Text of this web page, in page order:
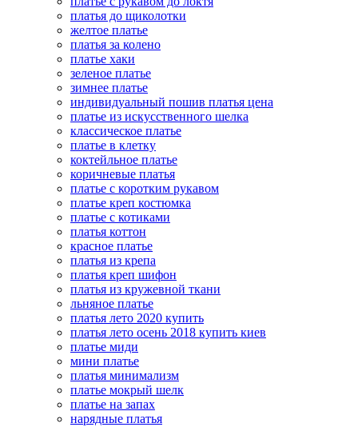
платья до щиколотки
желтое платье
платья за колено
платье хаки
зеленое платье
зимнее платье
индивидуальный пошив платья цена
платье из искусственного шелка
классическое платье
платье в клетку
коктейльное платье
коричневые платья
платье с коротким рукавом
платье креп костюмка
платье с котиками
платья коттон
красное платье
платья из крепа
платья креп шифон
платья из кружевной ткани
льняное платье
платья лето 2020 купить
платья лето осень 2018 купить киев
платье миди
мини платье
платья минимализм
платье мокрый шелк
платье на запах
нарядные платья